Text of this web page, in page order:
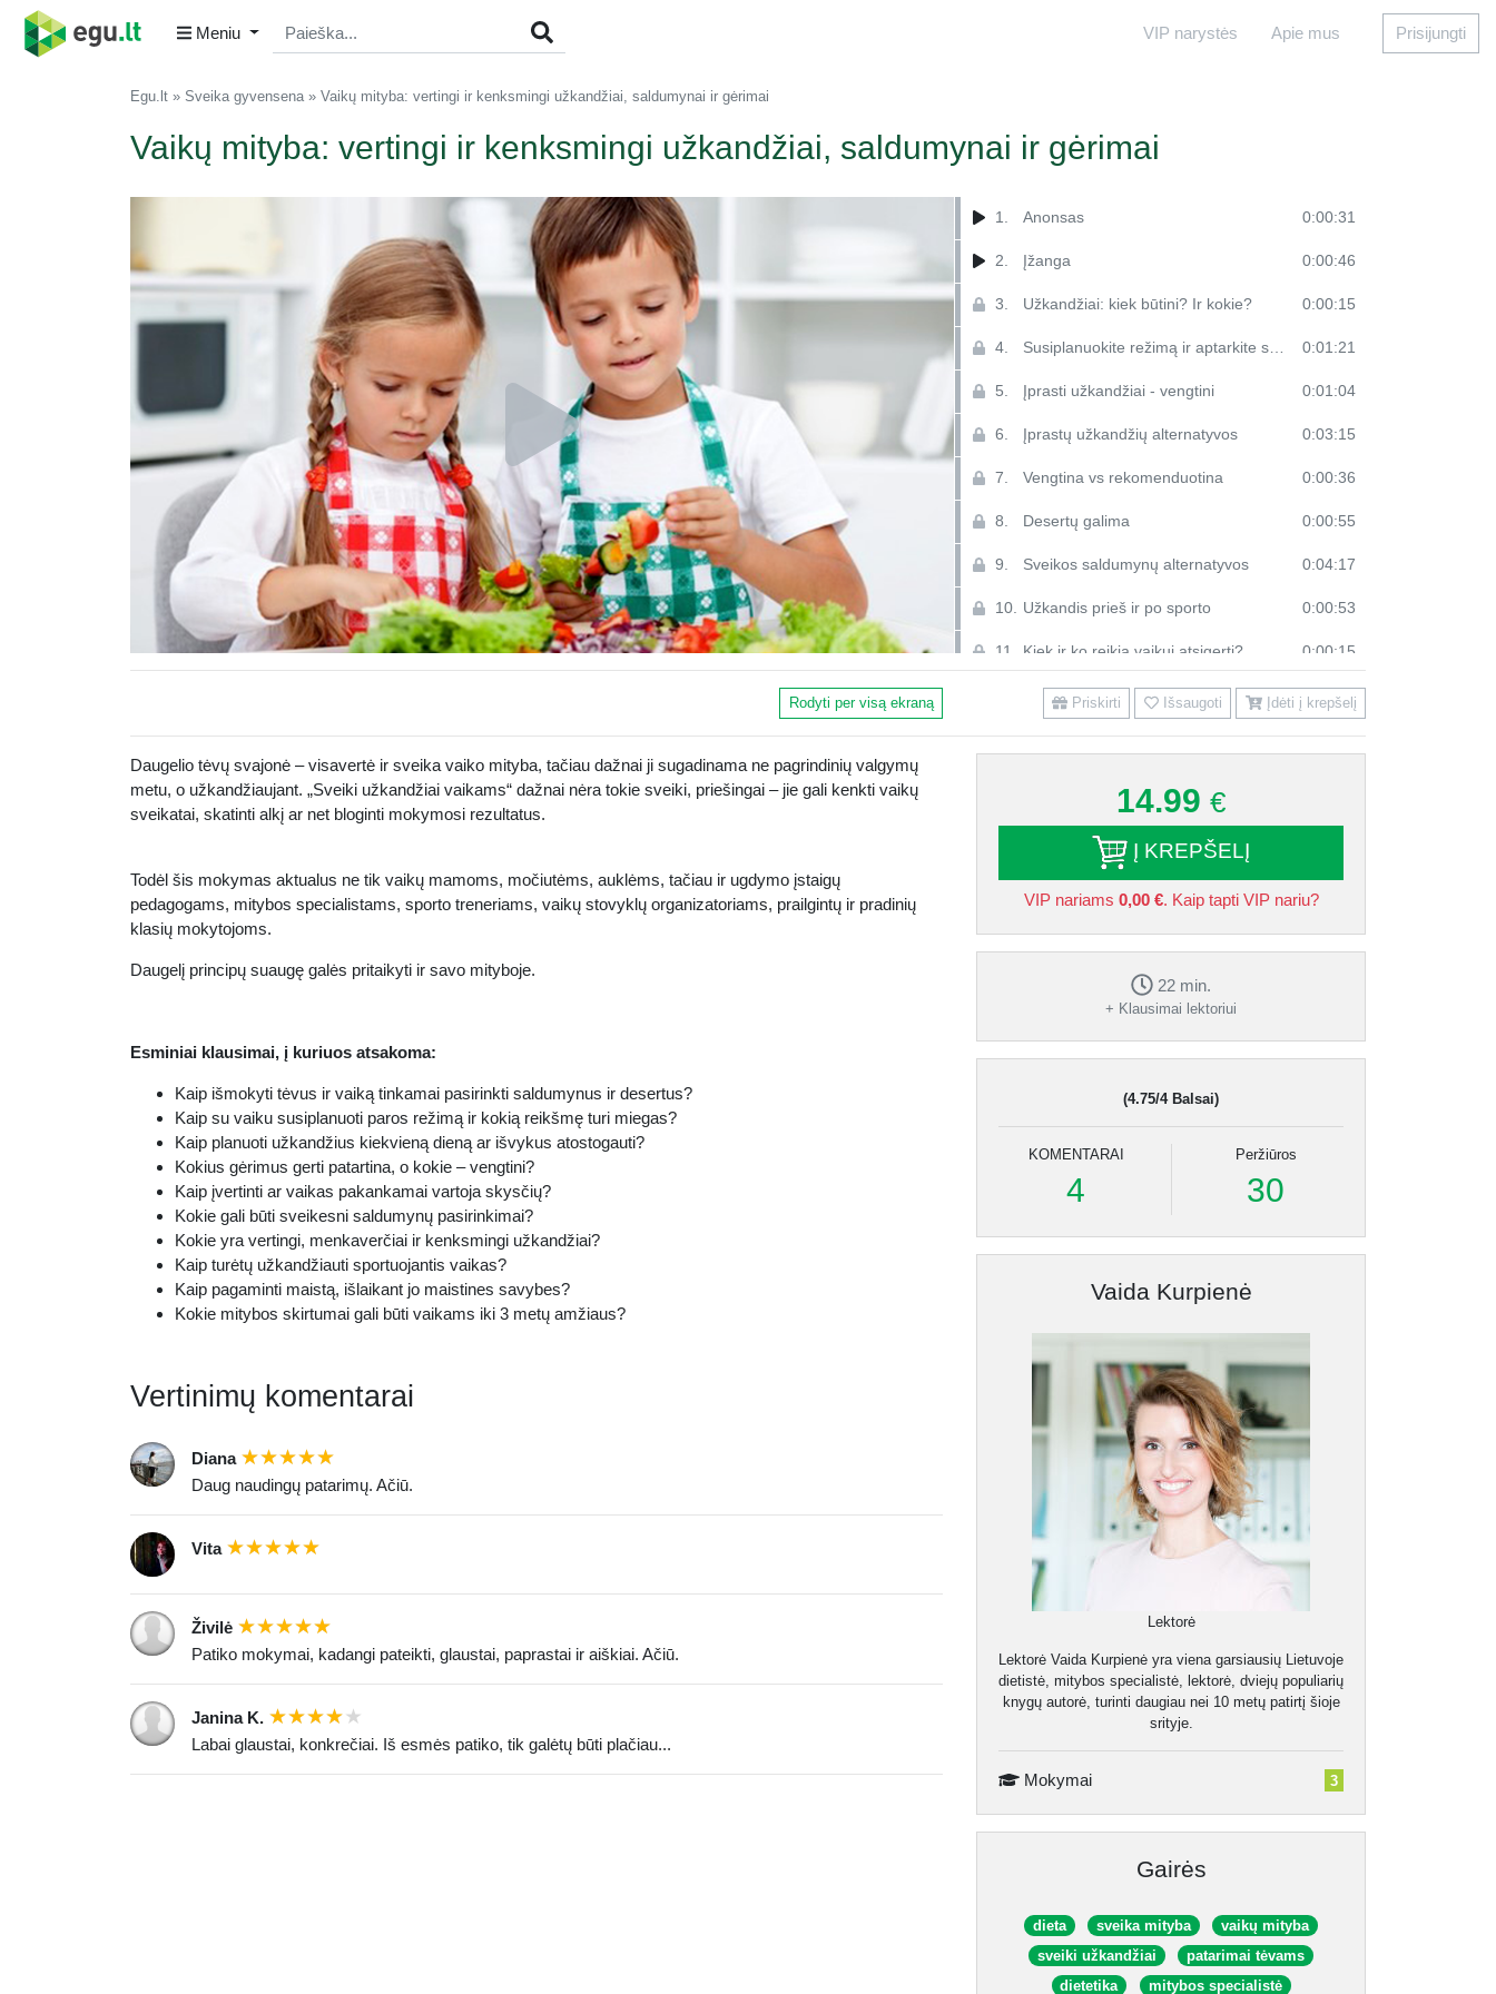
Meniu VIP narystės Apie mus Prisijungti
Egu.lt Sveika gyvensena Vaikų mityba: vertingi ir kenksmingi užkandžiai, saldumynai ir gėrimai
Vaikų mityba: vertingi ir kenksmingi užkandžiai, saldumynai ir gėrimai
1. Anonsas 0:00:31
2. Įžanga 0:00:46
3. Užkandžiai: kiek būtini? Ir kokie? 0:00:15
4. Susiplanuokite režimą ir aptarkite su vaiku 0:01:21
5. Įprasti užkandžiai - vengtini 0:01:04
6. Įprastų užkandžių alternatyvos 0:03:15
7. Vengtina vs rekomenduotina 0:00:36
8. Desertų galima 0:00:55
9. Sveikos saldumynų alternatyvos 0:04:17
10. Užkandis prieš ir po sporto 0:00:53
11. Kiek ir ko reikia vaikui atsigerti? 0:00:15
Skysčio poreikio apskaičiavimas pagal Holliday-Segar formulę 0:01:26
13. Sultys ir kompotas – kada ir kaip? 0:01:09
15. Sveiko maisto gaminimo principai 0:01:00
Kas kitaip vaikams iki 3 metų?
Subalansuota vaikų mityba 0:00:43
Rodyti per visą ekraną Priskirti Išsaugoti Įdėti į krepšelį
Daugelio tėvų svajonė – visavertė ir sveika vaiko mityba, tačiau dažnai ji sugadinama ne pagrindinių valgymų
metu, o užkandžiaujant. „Sveiki užkandžiai vaikams“ dažnai nėra tokie sveiki, priešingai – jie gali kenkti vaikų
sveikatai, skatinti alkį ar net bloginti mokymosi rezultatus.
Todėl šis mokymas aktualus ne tik vaikų mamoms, močiutėms, auklėms, tačiau ir ugdymo įstaigų
pedagogams, mitybos specialistams, sporto treneriams, vaikų stovyklų organizatoriams, prailgintų ir pradinių
klasių mokytojoms.
Daugelį principų suaugę galės pritaikyti ir savo mityboje.
Esminiai klausimai, į kuriuos atsakoma:
Kaip išmokyti tėvus ir vaiką tinkamai pasirinkti saldumynus ir desertus?
Kaip su vaiku susiplanuoti paros režimą ir kokią reikšmę turi miegas?
Kaip planuoti užkandžius kiekvieną dieną ar išvykus atostogauti?
Kokius gėrimus gerti patartina, o kokie – vengtini?
Kaip įvertinti ar vaikas pakankamai vartoja skysčių?
Kokie gali būti sveikesni saldumynų pasirinkimai?
Kokie yra vertingi, menkaverčiai ir kenksmingi užkandžiai?
Kaip turėtų užkandžiauti sportuojantis vaikas?
Kaip pagaminti maistą, išlaikant jo maistines savybes?
Kokie mitybos skirtumai gali būti vaikams iki 3 metų amžiaus?
Vertinimų komentarai
Diana
Daug naudingų patarimų. Ačiū.
Vita
Živilė
Patiko mokymai, kadangi pateikti, glaustai, paprastai ir aiškiai. Ačiū.
Janina K.
Labai glaustai, konkrečiai. Iš esmės patiko, tik galėtų būti plačiau...
14.99 €
Į KREPŠELĮ
VIP nariams 0,00 €. Kaip tapti VIP nariu?
22 min.
+ Klausimai lektoriui
(4.75/4 Balsai)
KOMENTARAI
4
Peržiūros
30
Vaida Kurpienė
Lektorė
Lektorė Vaida Kurpienė yra viena garsiausių Lietuvoje
dietistė, mitybos specialistė, lektorė, dviejų populiarių
knygų autorė, turinti daugiau nei 10 metų patirtį šioje
srityje.
Mokymai 3
Gairės
dieta sveika mityba
vaikų mityba
sveiki užkandžiai
patarimai tėvams
dietetika
mitybos specialistė